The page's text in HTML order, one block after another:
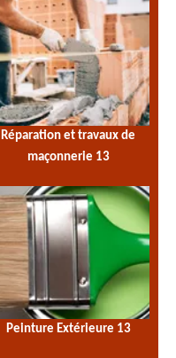
Réparation et travaux de
maçonnerie 13
Peinture Extérieure 13